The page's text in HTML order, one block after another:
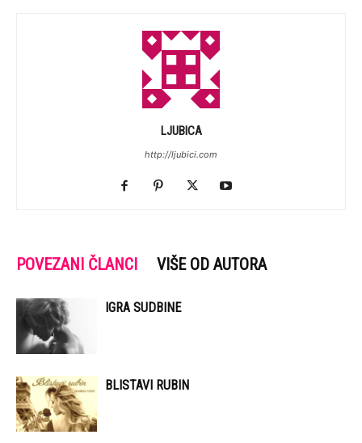
LJUBICA
http://ljubici.com
POVEZANI ČLANCI VIŠE OD AUTORA
IGRA SUDBINE
BLISTAVI RUBIN